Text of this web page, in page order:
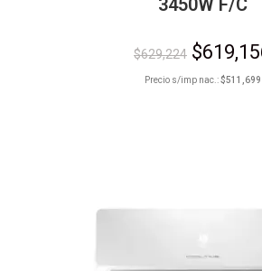
3450W F/C
$629,224 $
Precio s/imp nac.:$511,699